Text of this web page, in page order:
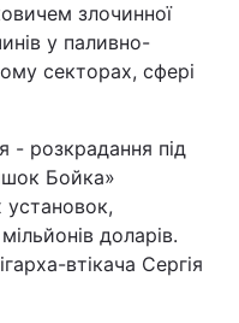
злочинної
у паливно-
секторах, сфері
- розкрадання під
Бойка»
установок,
доларів.
втікача Сергія